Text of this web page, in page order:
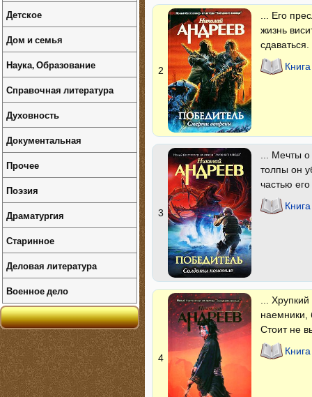
2
... Его
жизнь
сдаваться.
3
... Мечты
толпы он
частью
4
...
наемники,
Стоит не
Детское
Дом и семья
Наука, Образование
Справочная литература
Духовность
Документальная
Прочее
Поэзия
Драматургия
Старинное
Деловая литература
Военное дело